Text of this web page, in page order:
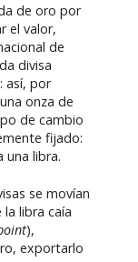
de oro por
el valor,
de
divisa
así, por
onza de
de cambio
fijado:
una libra.
se movían
libra caía
),
exportarlo